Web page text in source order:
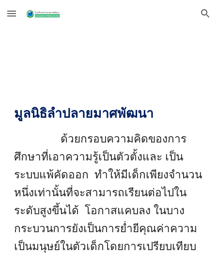
Skip to main content Skip to navigation
มูลนิธิลำปลายมาศพัฒนา
ด้วยกรอบความคิดของการ
ศึกษาที่เอาความรู้เป็นตัวตั้งและ เป็น
ระบบแพ้คัดออก ทำให้มีเด็กเพียงจำนวน
หนึ่งเท่านั้นที่จะสามารถเรียนต่อไปใน
ระดับสูงขึ้นได้ โอกาสแคบลง ในบาง
กระบวนการยังเป็นการย่ำยีคุณค่าความ
เป็นมนุษย์ในตัวเด็กโดยการเปรียบเทียบ